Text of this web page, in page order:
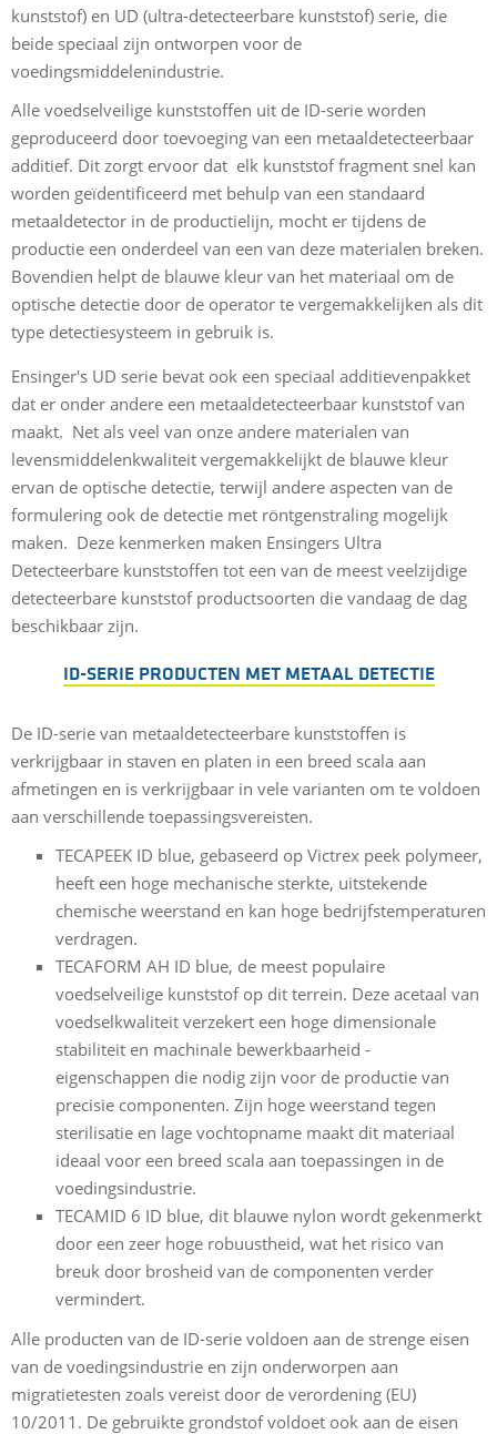
kunststof) en UD (ultra-detecteerbare kunststof) serie, die
beide speciaal zijn ontworpen voor de
voedingsmiddelenindustrie.
Alle voedselveilige kunststoffen uit de ID-serie worden
geproduceerd door toevoeging van een metaaldetecteerbaar
additief. Dit zorgt ervoor dat elk kunststof fragment snel kan
worden geïdentificeerd met behulp van een standaard
metaaldetector in de productielijn, mocht er tijdens de
productie een onderdeel van een van deze materialen breken.
Bovendien helpt de blauwe kleur van het materiaal om de
optische detectie door de operator te vergemakkelijken als dit
type detectiesysteem in gebruik is.
Ensinger's UD serie bevat ook een speciaal additievenpakket
dat er onder andere een metaaldetecteerbaar kunststof van
maakt. Net als veel van onze andere materialen van
levensmiddelenkwaliteit vergemakkelijkt de blauwe kleur
ervan de optische detectie, terwijl andere aspecten van de
formulering ook de detectie met röntgenstraling mogelijk
maken. Deze kenmerken maken Ensingers Ultra
Detecteerbare kunststoffen tot een van de meest veelzijdige
detecteerbare kunststof productsoorten die vandaag de dag
beschikbaar zijn.
ID-SERIE PRODUCTEN MET METAAL DETECTIE
De ID-serie van metaaldetecteerbare kunststoffen is
verkrijgbaar in staven en platen in een breed scala aan
afmetingen en is verkrijgbaar in vele varianten om te voldoen
aan verschillende toepassingsvereisten.
TECAPEEK ID blue, gebaseerd op Victrex peek polymeer,
heeft een hoge mechanische sterkte, uitstekende
chemische weerstand en kan hoge bedrijfstemperaturen
verdragen.
TECAFORM AH ID blue, de meest populaire
voedselveilige kunststof op dit terrein. Deze acetaal van
voedselkwaliteit verzekert een hoge dimensionale
stabiliteit en machinale bewerkbaarheid -
eigenschappen die nodig zijn voor de productie van
precisie componenten. Zijn hoge weerstand tegen
sterilisatie en lage vochtopname maakt dit materiaal
ideaal voor een breed scala aan toepassingen in de
voedingsindustrie.
TECAMID 6 ID blue, dit blauwe nylon wordt gekenmerkt
door een zeer hoge robuustheid, wat het risico van
breuk door brosheid van de componenten verder
vermindert.
Alle producten van de ID-serie voldoen aan de strenge eisen
van de voedingsindustrie en zijn onderworpen aan
migratietesten zoals vereist door de verordening (EU)
10/2011. De gebruikte grondstof voldoet ook aan de eisen